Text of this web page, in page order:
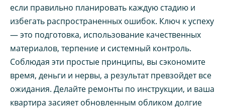
если правильно планировать каждую стадию и
избегать распространенных ошибок. Ключ к успеху
— это подготовка, использование качественных
материалов, терпение и системный контроль.
Соблюдая эти простые принципы, вы сэкономите
время, деньги и нервы, а результат превзойдет все
ожидания. Делайте ремонты по инструкции, и ваша
квартира засияет обновленным обликом долгие